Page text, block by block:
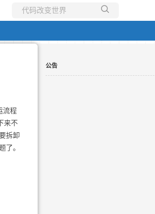
流程
来不
拆卸
了。
公告